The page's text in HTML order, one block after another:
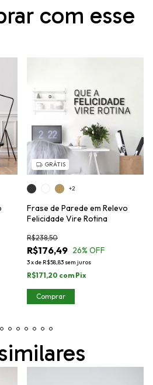
com esse
GRÁTIS
Frase de Parede em Relevo
Felicidade Vire Rotina
R$176,49
R$238,50
26% OFF
3xde R$58,83 sem juros
R$171,20 com Pix
+2
Comprar